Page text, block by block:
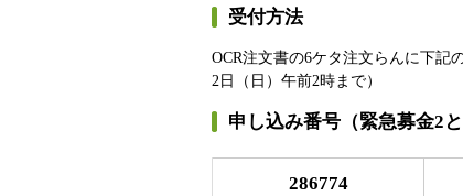
受付方法
OCR注文書の6ケタ注文らんに下記
2日（日）午前2時まで）
申し込み番号（緊急募金2
286774